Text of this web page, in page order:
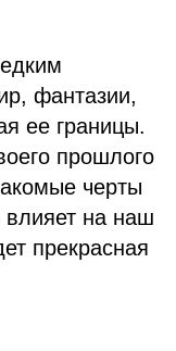
фантазии,
ее границы.
прошлого
черты
влияет на наш
прекрасная